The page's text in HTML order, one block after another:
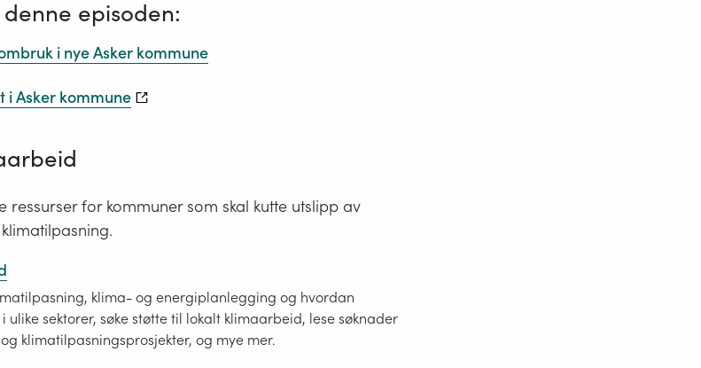
episoden:
i nye Asker kommune
Asker kommune
for kommuner som skal kutte utslipp av
klima- og energiplanlegging og hvordan
ulike sektorer, søke støtte til lokalt klimaarbeid, lese søknader
klimatilpasningsprosjekter, og mye mer.